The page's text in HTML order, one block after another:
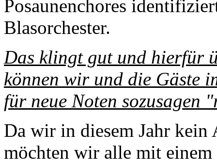
Posaunenchores
Blasorchester.
Das klingt gut und hierfür
können wir und die Gäste
für neue Noten sozusagen
Da wir in diesem Jahr kein
möchten wir alle mit einem